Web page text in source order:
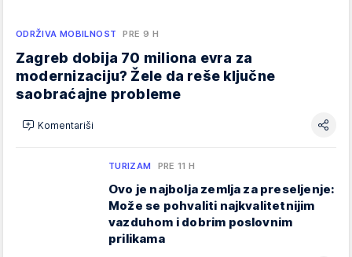
ODRŽIVA MOBILNOST PRE 9 H
Zagreb dobija 70 miliona evra za
modernizaciju? Žele da reše ključne
saobraćajne probleme
Komentariši
TURIZAM PRE 11 H
Ovo je najbolja zemlja za preseljenje:
Može se pohvaliti najkvalitetnijim
vazduhom i dobrim poslovnim
prilikama